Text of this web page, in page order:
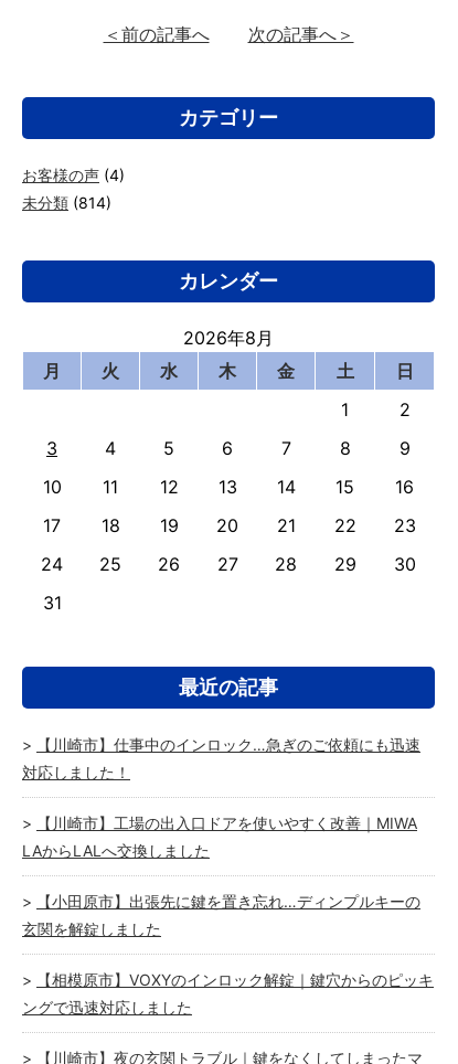
＜前の記事へ 次の記事へ＞
カテゴリー
お客様の声 (4)
未分類 (814)
カレンダー
2026年8月
月
火 水 木 金 土
日
1
2
3
4 5 6 7 8
9
10
11 12 13 14 15
16
17
18 19 20 21 22
23
24
25 26 27 28 29
30
31
最近の記事
【川崎市】仕事中のインロック…急ぎのご依頼にも迅速
対応しました！
【川崎市】工場の出入口ドアを使いやすく改善｜MIWA
LAからLALへ交換しました
【小田原市】出張先に鍵を置き忘れ…ディンプルキーの
玄関を解錠しました
【相模原市】VOXYのインロック解錠｜鍵穴からのピッキ
ングで迅速対応しました
【川崎市】夜の玄関トラブル｜鍵をなくしてしまったマ